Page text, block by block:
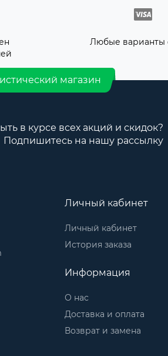
Любые варианты
магазин
в курсе всех акций и скидок?
Подпишитесь на нашу рассылку
Личный кабинет
Личный кабинет
История заказа
Информация
О нас
Доставка и оплата
Возврат и замена